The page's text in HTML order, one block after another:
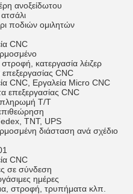
ανοξείδωτου
ποδιών ομιλητών
CNC
κατεργασία λέιζερ
επεξεργασίας CNC
CNC, Εργαλεία Micro CNC
επεξεργασίας CNC
T/T
TNT, UPS
διάσταση ανά σχέδιο
CNC
σε σύνδεση
ημέρες
στροφή, τρυπήματα κλπ.